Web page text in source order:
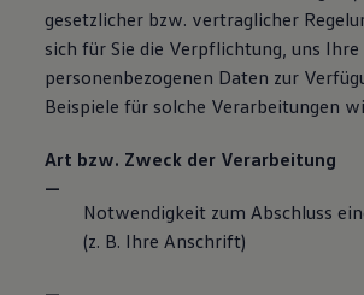
gesetzlicher bzw. vertraglicher
sich für Sie die Verpflichtung, uns Ihre
personenbezogenen Daten zur
Beispiele für solche Verarbeitungen
Art bzw. Zweck der Verarbeitung
Notwendigkeit zum Abschluss
(z. B. Ihre Anschrift)